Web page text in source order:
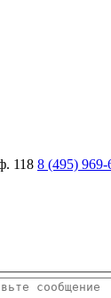
118 8 (495) 969-